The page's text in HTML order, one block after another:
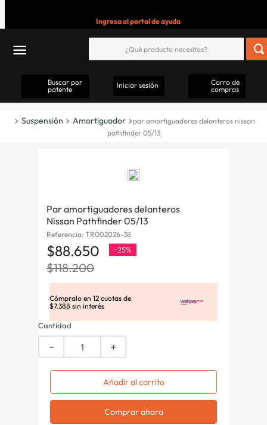
Ingresa al portal de ayuda
Buscar por
patente
Iniciar sesión
Carro de
compras
Suspensión Amortiguador
par amortiguadores delanteros nissan
pathfinder 05/13
Par amortiguadores delanteros
Nissan Pathfinder 05/13
Referencia: TR002026-38
$88.650 -25%
$118.200
Cómpralo en 12 cuotas de
$7.388 sin interés
Cantidad
＋
－
Añadir al carrito
Comprar ahora